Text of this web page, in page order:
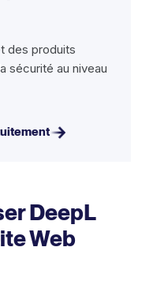
des produits
sécurité au niveau
DeepL
Web